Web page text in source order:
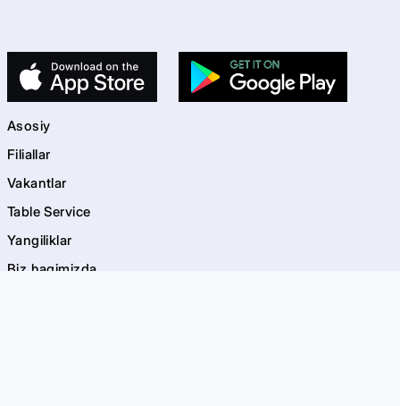
Asosiy
Filiallar
Vakantlar
Table Service
Yangiliklar
Biz haqimizda